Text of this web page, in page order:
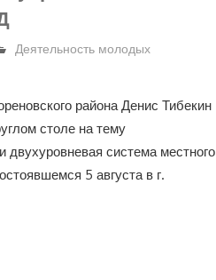
Деятельность молодых
района Денис Тибекин
столе на тему
двухуровневая система местного
5 августа в г.